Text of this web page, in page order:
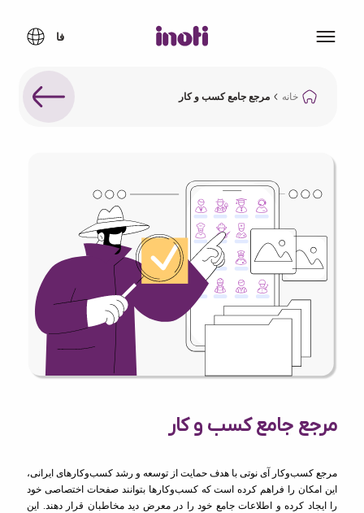
خانه مرجع جامع کسب و کار
مرجع جامع کسب و کار
مرجع کسب‌وکار آی نوتی با هدف حمایت از توسعه و رشد کسب‌وکارهای ایرانی،
این امکان را فراهم کرده است که کسب‌وکارها بتوانند صفحات اختصاصی خود
را ایجاد کرده و اطلاعات جامع خود را در معرض دید مخاطبان قرار دهند. این